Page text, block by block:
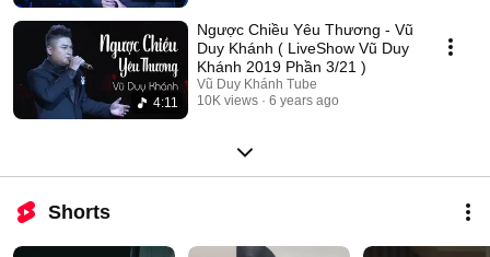
4:11
Ngược Chiều Yêu Thương - Vũ
Duy Khánh ( LiveShow Vũ Duy
Khánh 2019 Phần 3/21 )
Vũ Duy Khánh Tube
10K views
6 years ago
Shorts